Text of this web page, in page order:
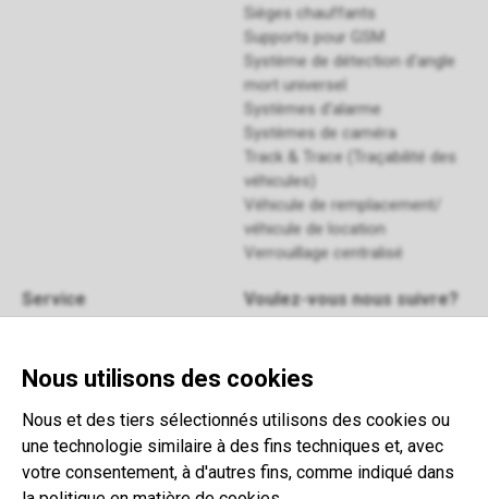
Sièges chauffants
Supports pour GSM
Système de détection d'angle
mort universel
Systèmes d'alarme
Systèmes de caméra
Track & Trace (Traçabilité des
véhicules)
Véhicule de remplacement/
véhicule de location
Verrouillage centralisé
Service
Retour
Termes et conditions
Voulez-vous nous suivre?
Enrégistrez-vous
This website is developed with the
support of:
Nous utilisons des cookies
Nous et des tiers sélectionnés utilisons des cookies ou
une technologie similaire à des fins techniques et, avec
votre consentement, à d'autres fins, comme indiqué dans